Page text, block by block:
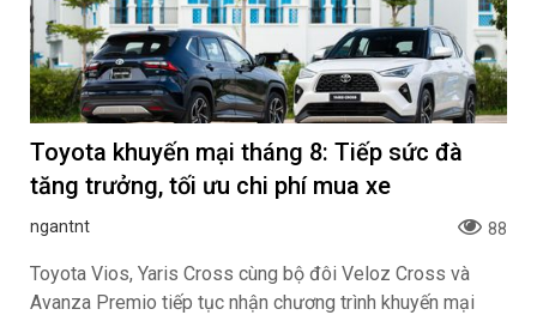
Toyota khuyến mại tháng 8: Tiếp sức đà
tăng trưởng, tối ưu chi phí mua xe
ngantnt 88
Toyota Vios, Yaris Cross cùng bộ đôi Veloz Cross và
Avanza Premio tiếp tục nhận chương trình khuyến mại